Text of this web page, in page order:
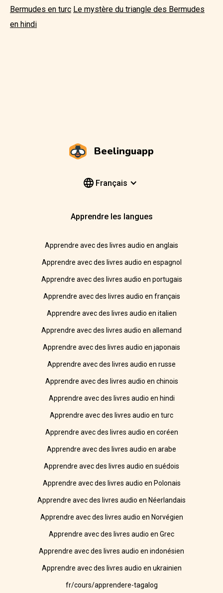
Bermudes en turc Le mystère du triangle des Bermudes
en hindi
Beelinguapp
Français
Apprendre les langues
Apprendre avec des livres audio en anglais
Apprendre avec des livres audio en espagnol
Apprendre avec des livres audio en portugais
Apprendre avec des livres audio en français
Apprendre avec des livres audio en italien
Apprendre avec des livres audio en allemand
Apprendre avec des livres audio en japonais
Apprendre avec des livres audio en russe
Apprendre avec des livres audio en chinois
Apprendre avec des livres audio en hindi
Apprendre avec des livres audio en turc
Apprendre avec des livres audio en coréen
Apprendre avec des livres audio en arabe
Apprendre avec des livres audio en suédois
Apprendre avec des livres audio en Polonais
Apprendre avec des livres audio en Néerlandais
Apprendre avec des livres audio en Norvégien
Apprendre avec des livres audio en Grec
Apprendre avec des livres audio en indonésien
Apprendre avec des livres audio en ukrainien
fr/cours/apprendere-tagalog